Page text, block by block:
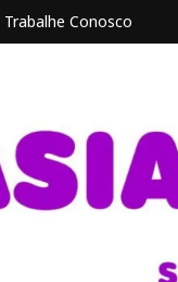
Trabalhe Conosco